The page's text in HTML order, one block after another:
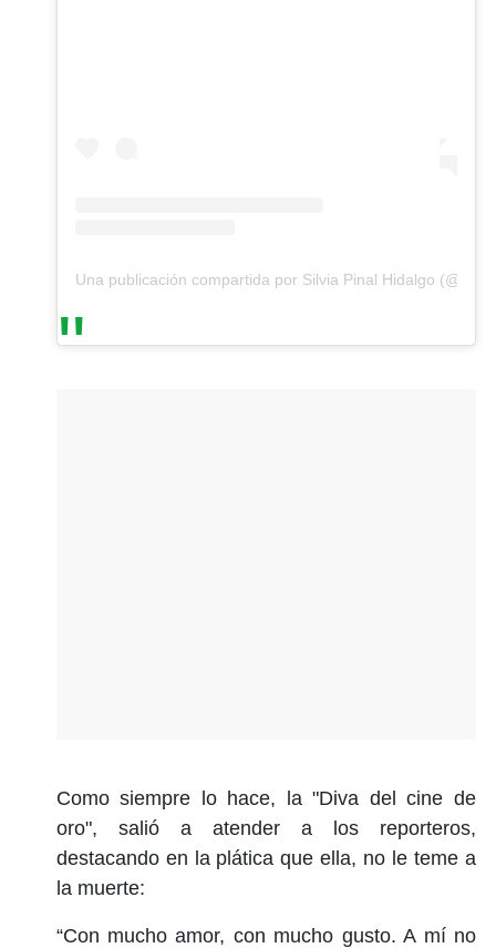
Una publicación compartida por Silvia Pinal Hidalgo
Como siempre lo hace, la "Diva del cine de
oro", salió a atender a los reporteros,
destacando en la plática que ella, no le teme a
la muerte:
“Con mucho amor, con mucho gusto. A mí no